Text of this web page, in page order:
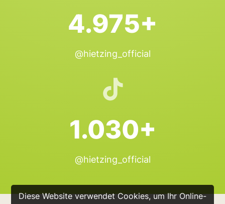
Diese Website verwendet Cookies, um Ihr Online-
4.975+
@hietzing_official
1.030+
@hietzing_official